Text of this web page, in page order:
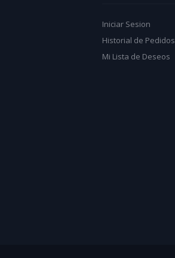
Iniciar Sesion
Historial de Pedidos
Mi Lista de Deseos